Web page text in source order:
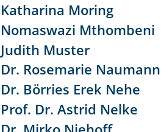
Katharina Moring
Nomaswazi Mthombeni
Judith Muster
Dr. Rosemarie Naumann
Dr. Börries Erek Nehe
Prof. Dr. Astrid Nelke